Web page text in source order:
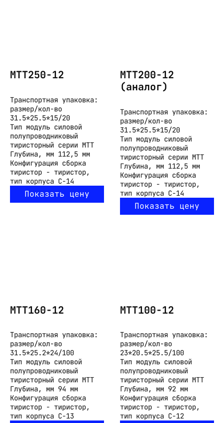
МТТ250-12
Транспортная упаковка:
размер/кол-во
31.5*25.5*15/20
Тип модуль силовой
полупроводниковый
тиристорный серии МТТ
Глубина, мм 112,5 мм
Конфигурация сборка
тиристор - тиристор,
тип корпуса С-14
Показать цену
МТТ200-12
(аналог)
Транспортная упаковка:
размер/кол-во
31.5*25.5*15/20
Тип модуль силовой
полупроводниковый
тиристорный серии МТТ
Глубина, мм 112,5 мм
Конфигурация сборка
тиристор - тиристор,
тип корпуса С-14
Показать цену
МТТ160-12
Транспортная упаковка:
размер/кол-во
31.5*25.2*24/100
Тип модуль силовой
полупроводниковый
тиристорный серии МТТ
Глубина, мм 94 мм
Конфигурация сборка
тиристор - тиристор,
тип корпуса С-13
МТТ100-12
Транспортная упаковка:
размер/кол-во
23*20.5*25.5/100
Тип модуль силовой
полупроводниковый
тиристорный серии МТТ
Глубина, мм 92 мм
Конфигурация сборка
тиристор - тиристор,
тип корпуса С-12